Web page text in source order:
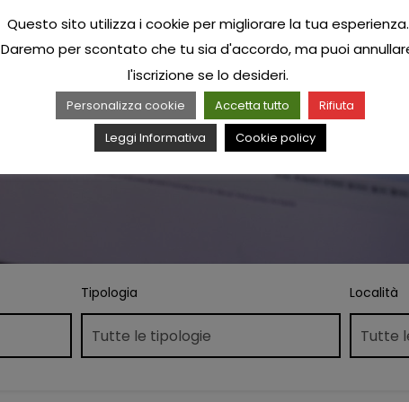
Tipologia Località
Questo sito utilizza i cookie per migliorare la tua esperienza.
Daremo per scontato che tu sia d'accordo, ma puoi
l'iscrizione se lo desideri.
Personalizza cookie Accetta tutto
Rifiuta
Leggi Informativa
Cookie policy